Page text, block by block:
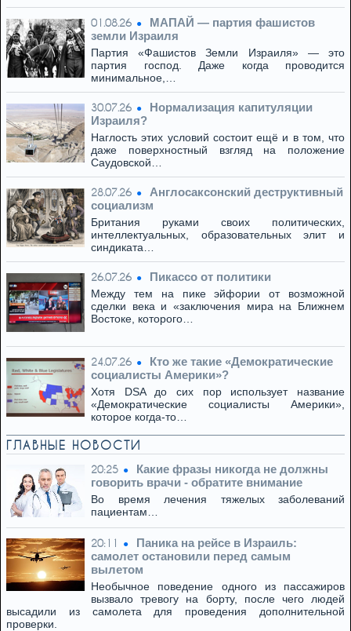
01.08.26
МАПАЙ — партия фашистов
земли Израиля
Партия «Фашистов Земли Израиля» — это
партия господ. Даже когда проводится
минимальное,…
30.07.26
Нормализация капитуляции
Израиля?
Наглость этих условий состоит ещё и в том, что
даже поверхностный взгляд на положение
Саудовской…
28.07.26
Англосаксонский деструктивный
социализм
Британия руками своих политических,
интеллектуальных, образовательных элит и
синдиката…
26.07.26 Пикассо от политики
Между тем на пике эйфории от возможной
сделки века и «заключения мира на Ближнем
Востоке, которого…
24.07.26
Кто же такие «Демократические
социалисты Америки»?
Хотя DSA до сих пор использует название
«Демократические социалисты Америки»,
которое когда-то…
ГЛАВНЫЕ НОВОСТИ
20:25
Какие фразы никогда не должны
говорить врачи - обратите внимание
Во время лечения тяжелых заболеваний
пациентам…
20:11
Паника на рейсе в Израиль:
самолет остановили перед самым
вылетом
Необычное поведение одного из пассажиров
вызвало тревогу на борту, после чего людей
высадили из самолета для проведения дополнительной
проверки.